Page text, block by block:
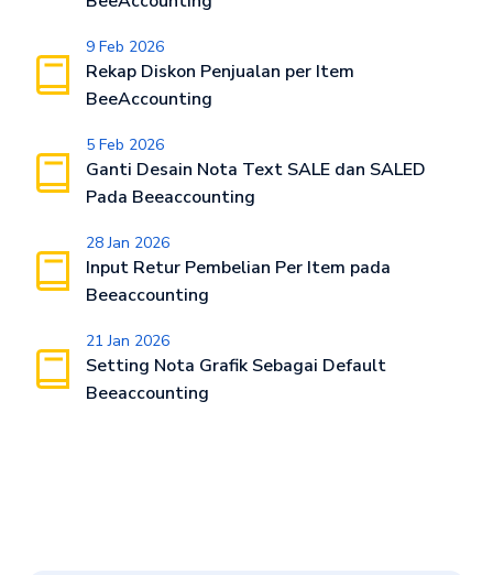
9 Feb 2026
Rekap Diskon Penjualan per Item
BeeAccounting
5 Feb 2026
Ganti Desain Nota Text SALE dan SALED
Pada Beeaccounting
28 Jan 2026
Input Retur Pembelian Per Item pada
Beeaccounting
21 Jan 2026
Setting Nota Grafik Sebagai Default
Beeaccounting